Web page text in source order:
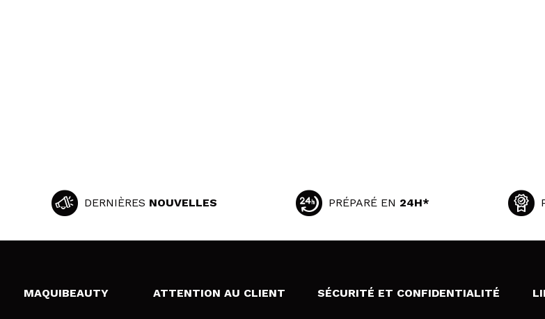
DERNIÈRES NOUVELLES PRÉPARÉ EN 24H*
MAQUIBEAUTY ATTENTION AU CLIENT SÉCURITÉ ET CONFIDENTIALITÉ